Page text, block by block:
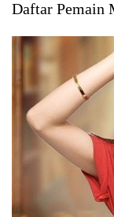
Daftar Pemain